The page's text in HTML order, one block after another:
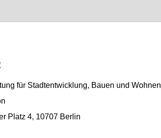
für Stadtentwicklung, Bauen und Wohnen
Platz 4, 10707 Berlin